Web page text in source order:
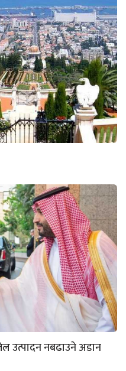
उत्पादन नबढाउने अडान